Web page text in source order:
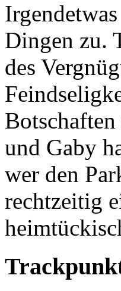
Dingen zu.
des
und Gaby
wer den
rechtzeitig